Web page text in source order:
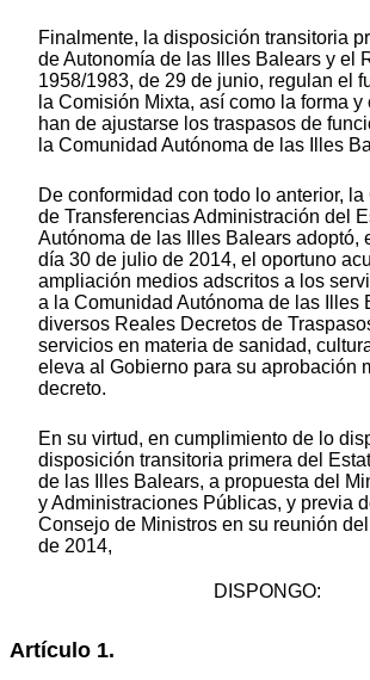
Finalmente, la disposición transitoria
de Autonomía de las Illes Balears y el
1958/1983, de 29 de junio, regulan el
la Comisión Mixta, así como la forma
han de ajustarse los traspasos de
la Comunidad Autónoma de las Illes
De conformidad con todo lo anterior,
de Transferencias Administración del
Autónoma de las Illes Balears adoptó,
día 30 de julio de 2014, el oportuno
ampliación medios adscritos a los
a la Comunidad Autónoma de las Illes
diversos Reales Decretos de
servicios en materia de sanidad,
eleva al Gobierno para su aprobación
decreto.
En su virtud, en cumplimiento de lo
disposición transitoria primera del
de las Illes Balears, a propuesta del
y Administraciones Públicas, y previa
Consejo de Ministros en su reunión
de 2014,
DISPONGO:
Artículo 1.